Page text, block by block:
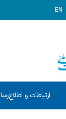
EN
ارتباطات و